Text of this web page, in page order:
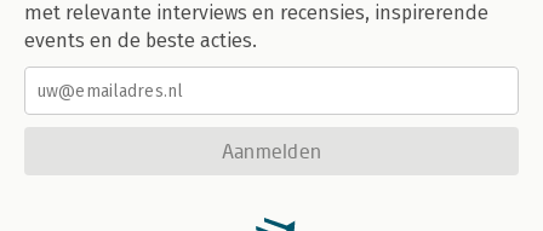
met relevante interviews en recensies, inspirerende
events en de beste acties.
Aanmelden